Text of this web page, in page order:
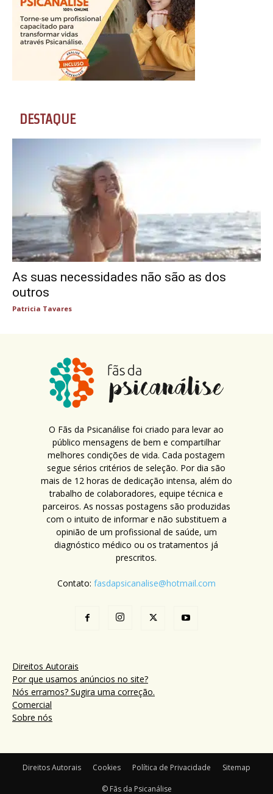
DESTAQUE
As suas necessidades não são as dos
outros
Patricia Tavares
O Fãs da Psicanálise foi criado para levar ao
público mensagens de bem e compartilhar
melhores condições de vida. Cada postagem
segue sérios critérios de seleção. Por dia são
mais de 12 horas de dedicação intensa, além do
trabalho de colaboradores, equipe técnica e
parceiros. As nossas postagens são produzidas
com o intuito de informar e não substituem a
opinião de um profissional de saúde, um
diagnóstico médico ou os tratamentos já
prescritos.
Contato: fasdapsicanalise@hotmail.com
Direitos Autorais
Por que usamos anúncios no site?
Nós erramos? Sugira uma correção.
Comercial
Sobre nós
Direitos Autorais Cookies Política de Privacidade Sitemap
© Fãs da Psicanálise